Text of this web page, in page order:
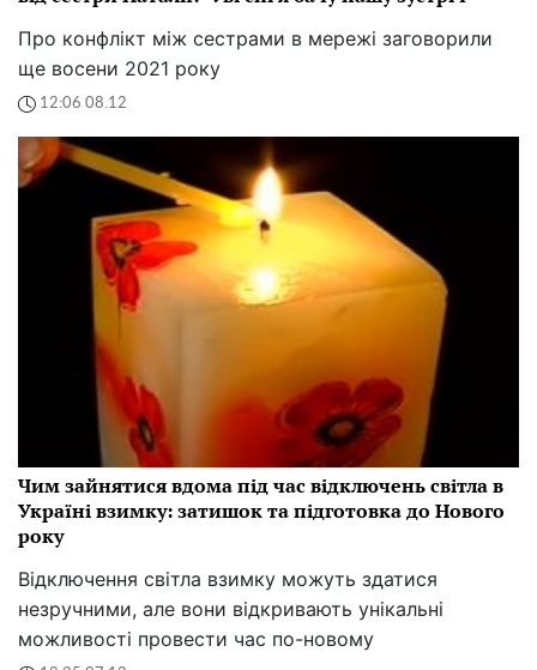
Про конфлікт між сестрами в мережі заговорили
ще восени 2021 року
12:06 08.12
Чим зайнятися вдома під час відключень світла в
Україні взимку: затишок та підготовка до Нового
року
Відключення світла взимку можуть здатися
незручними, але вони відкривають унікальні
можливості провести час по-новому